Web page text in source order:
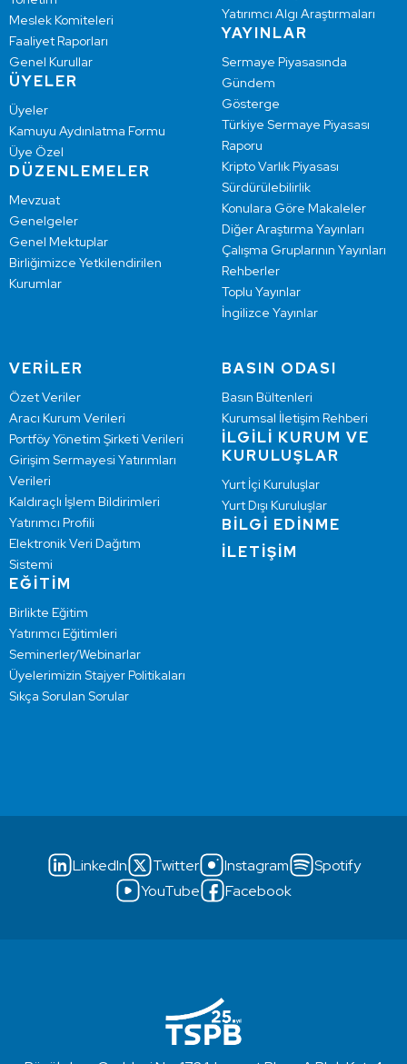
Meslek Komiteleri
Faaliyet Raporları
Genel Kurullar
ÜYELER
Üyeler
Kamuyu Aydınlatma Formu
Üye Özel
DÜZENLEMELER
Mevzuat
Genelgeler
Genel Mektuplar
Birliğimizce Yetkilendirilen
Kurumlar
Yatırımcı Algı Araştırmaları
YAYINLAR
Sermaye Piyasasında
Gündem
Gösterge
Türkiye Sermaye Piyasası
Raporu
Kripto Varlık Piyasası
Sürdürülebilirlik
Konulara Göre Makaleler
Diğer Araştırma Yayınları
Çalışma Gruplarının Yayınları
Rehberler
Toplu Yayınlar
İngilizce Yayınlar
VERİLER
Özet Veriler
Aracı Kurum Verileri
Portföy Yönetim Şirketi Verileri
Girişim Sermayesi Yatırımları
Verileri
Kaldıraçlı İşlem Bildirimleri
Yatırımcı Profili
Elektronik Veri Dağıtım
Sistemi
EĞİTİM
Birlikte Eğitim
Yatırımcı Eğitimleri
Seminerler/Webinarlar
Üyelerimizin Stajyer Politikaları
Sıkça Sorulan Sorular
BASIN ODASI
Basın Bültenleri
Kurumsal İletişim Rehberi
İLGİLİ KURUM VE
KURULUŞLAR
Yurt İçi Kuruluşlar
Yurt Dışı Kuruluşlar
BİLGİ EDİNME
İLETİŞİM
LinkedIn Twitter Instagram
Spotify
YouTube
Facebook